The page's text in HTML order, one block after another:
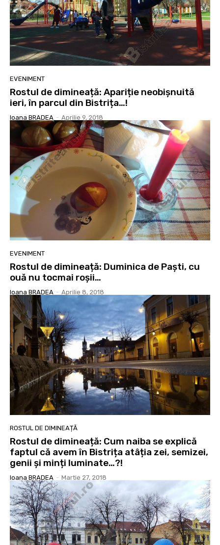
EVENIMENT
Rostul de dimineață: Apariție neobișnuită
ieri, în parcul din Bistrița…!
Ioana BRADEA - Aprilie 9, 2018
EVENIMENT
Rostul de dimineață: Duminica de Paști, cu
ouă nu tocmai roșii…
Ioana BRADEA - Aprilie 8, 2018
ROSTUL DE DIMINEAȚĂ
Rostul de dimineață: Cum naiba se explică
faptul că avem în Bistrița atâția zei, semizei,
genii și minți luminate…?!
Ioana BRADEA - Martie 27, 2018